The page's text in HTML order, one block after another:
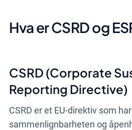
Hva er CSRD og
CSRD (Corporate
Reporting Directive)
CSRD er et EU-direktiv som
sammenlignbarheten og